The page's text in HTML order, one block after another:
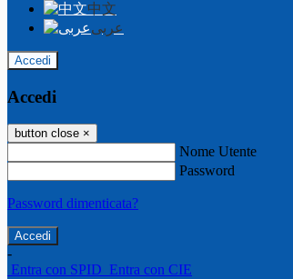
中文
عربى
Accedi
Accedi
button close ×
Nome Utente
Password
Password dimenticata?
-
Entra con SPID Entra con CIE